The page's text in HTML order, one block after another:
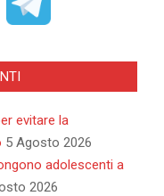
evitare la
5 Agosto 2026
adolescenti a
2026